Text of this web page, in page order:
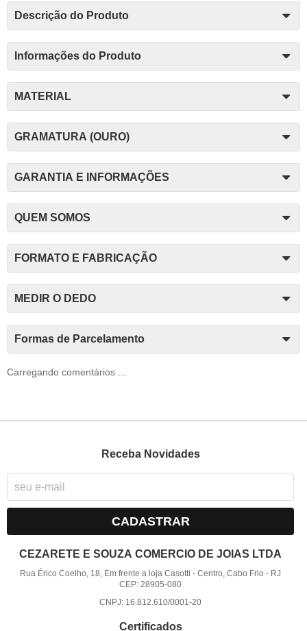
Descrição do Produto
Informações do Produto
MATERIAL
GRAMATURA (OURO)
GARANTIA E INFORMAÇÕES
QUEM SOMOS
FORMATO E FABRICAÇÃO
MEDIR O DEDO
Formas de Parcelamento
Carregando comentários ...
Receba Novidades
CADASTRAR
CEZARETE E SOUZA COMERCIO DE JOIAS LTDA
Rua Érico Coelho, 18, Em frente a loja Casotti -Centro, Cabo Frio - RJ
CEP: 28905-080
CNPJ: 16.812.610/0001-20
Certificados